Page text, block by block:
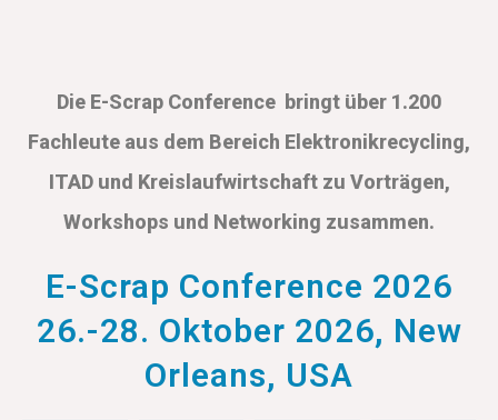
Die E-Scrap Conference bringt über 1.200
Fachleute aus dem Bereich Elektronikrecycling,
ITAD und Kreislaufwirtschaft zu Vorträgen,
Workshops und Networking zusammen.
E-Scrap Conference 2026
26.-28. Oktober 2026, New
Orleans, USA